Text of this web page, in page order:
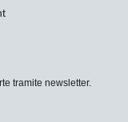
tramite newsletter.